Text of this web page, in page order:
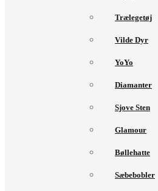
Trælegetøj
Vilde Dyr
YoYo
Diamanter
Sjove Sten
Glamour
Bøllehatte
Sæbebobler